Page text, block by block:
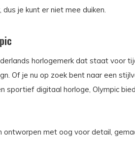
je kunt er niet mee duiken.
horlogemerk dat staat voor
Of je nu op zoek bent naar een
sportief digitaal horloge, Olympic
ontworpen met oog voor detail,